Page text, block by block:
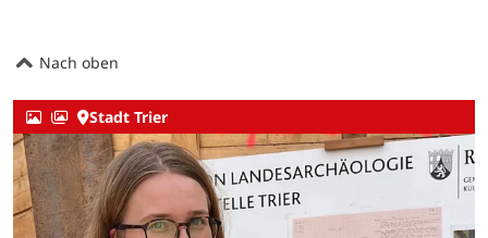
Nach oben
Stadt Trier